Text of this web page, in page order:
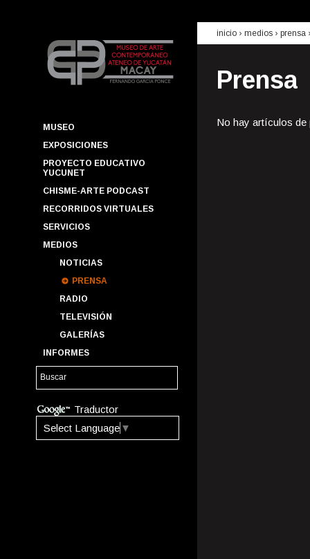
MUSEO
EXPOSICIONES
PROYECTO EDUCATIVO
YUCUNET
CHISME-ARTE PODCAST
RECORRIDOS VIRTUALES
SERVICIOS
MEDIOS
NOTICIAS
PRENSA
RADIO
TELEVISIÓN
GALERÍAS
INFORMES
Traductor
Select Language ▼
inicio › medios › prensa
Prensa
No hay artículos de